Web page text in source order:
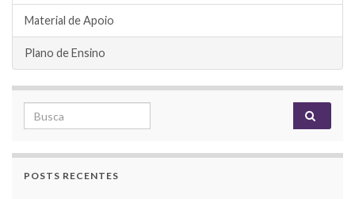
Material de Apoio
Plano de Ensino
Search for:
POSTS RECENTES